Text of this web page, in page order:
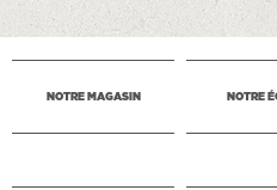
NOTRE MAGASIN NOTRE